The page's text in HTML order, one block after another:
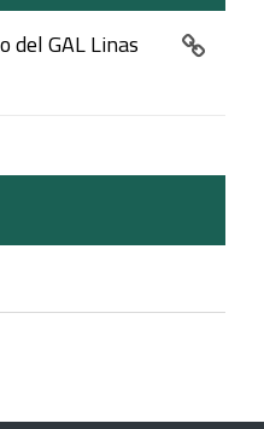
del GAL Linas